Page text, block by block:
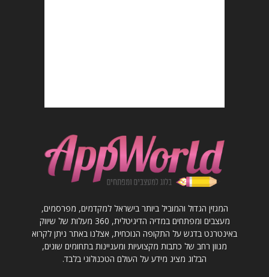
המגזין הגדול והמוביל ביותר בישראל למקדמים, מפרסמים,
מעצבים ומפתחים במדיה הדיגיטלית, 360 מעלות של שיווק
באינטרנט בדגש על התקופה הנוכחית, אצלנו באתר ניתן לקרוא
מגוון רחב של כתבות מקצועיות ומעניינות בתחומים שונים,
הבלוג מציג מידע על העולם הטכנולוגי בלבד.